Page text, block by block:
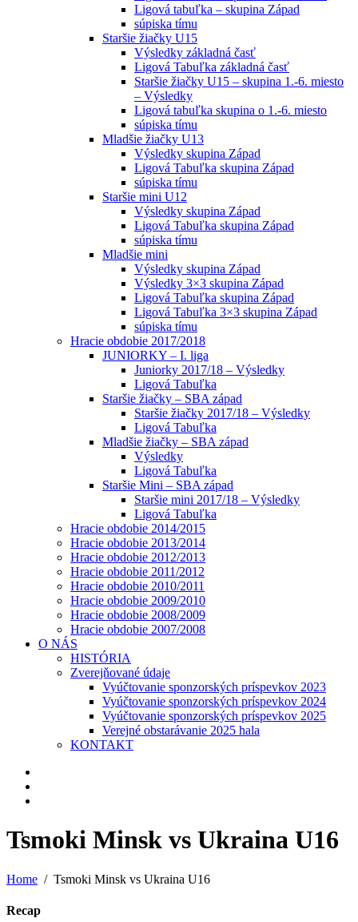
Ligová tabuľka – skupina Západ
súpiska tímu
Staršie žiačky U15
Výsledky základná časť
Ligová Tabuľka základná časť
Staršie žiačky U15 – skupina 1.-6. miesto
– Výsledky
Ligová tabuľka skupina o 1.-6. miesto
súpiska tímu
Mladšie žiačky U13
Výsledky skupina Západ
Ligová Tabuľka skupina Západ
súpiska tímu
Staršie mini U12
Výsledky skupina Západ
Ligová Tabuľka skupina Západ
súpiska tímu
Mladšie mini
Výsledky skupina Západ
Výsledky 3×3 skupina Západ
Ligová Tabuľka skupina Západ
Ligová Tabuľka 3×3 skupina Západ
súpiska tímu
Hracie obdobie 2017/2018
JUNIORKY – I. liga
Juniorky 2017/18 – Výsledky
Ligová Tabuľka
Staršie žiačky – SBA západ
Staršie žiačky 2017/18 – Výsledky
Ligová Tabuľka
Mladšie žiačky – SBA západ
Výsledky
Ligová Tabuľka
Staršie Mini – SBA západ
Staršie mini 2017/18 – Výsledky
Ligová Tabuľka
Hracie obdobie 2014/2015
Hracie obdobie 2013/2014
Hracie obdobie 2012/2013
Hracie obdobie 2011/2012
Hracie obdobie 2010/2011
Hracie obdobie 2009/2010
Hracie obdobie 2008/2009
Hracie obdobie 2007/2008
O NÁS
HISTÓRIA
Zverejňované údaje
Vyúčtovanie sponzorských príspevkov 2023
Vyúčtovanie sponzorských príspevkov 2024
Vyúčtovanie sponzorských príspevkov 2025
Verejné obstarávanie 2025 hala
KONTAKT
Tsmoki Minsk vs Ukraina U16
Home Tsmoki Minsk vs Ukraina U16
Recap